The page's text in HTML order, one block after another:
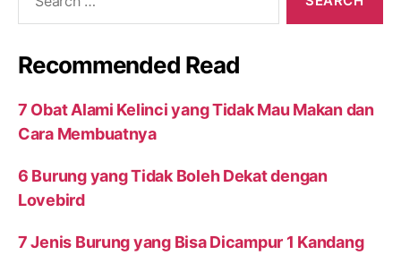
Recommended Read
7 Obat Alami Kelinci yang Tidak Mau Makan dan
Cara Membuatnya
6 Burung yang Tidak Boleh Dekat dengan
Lovebird
7 Jenis Burung yang Bisa Dicampur 1 Kandang